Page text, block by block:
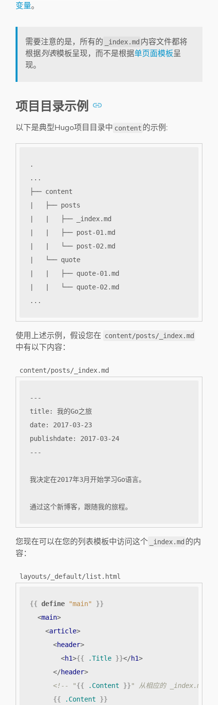
变量。
需要注意的是，所有的 _index.md 内容文件都将
根据列表模板呈现，而不是根据单页面模板呈
现。
项目目录示例
以下是典型Hugo项目目录中 content 的示例:
使用上述示例，假设您在 content/posts/_index.md
中有以下内容：
content/posts/_index.md
通过这个新博客，跟随我的旅程。
您现在可以在您的列表模板中访问这个 _index.md 的内
容：
layouts/_default/list.html
{{ define "main"
}}
<main>
<article>
<header>
<h1>{{ .Title }}</h1>
</header>
<!-- "{{ .Content }}" 从相应的 _index.md 的
{{
.Content }}